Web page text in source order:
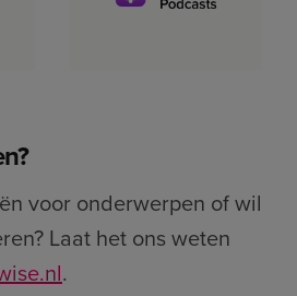
voor onderwerpen of wil
Laat het ons weten
.